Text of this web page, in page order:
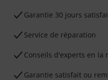
Garantie 30 jours
Service de réparation
Conseils d'experts en la
Garantie satisfait ou